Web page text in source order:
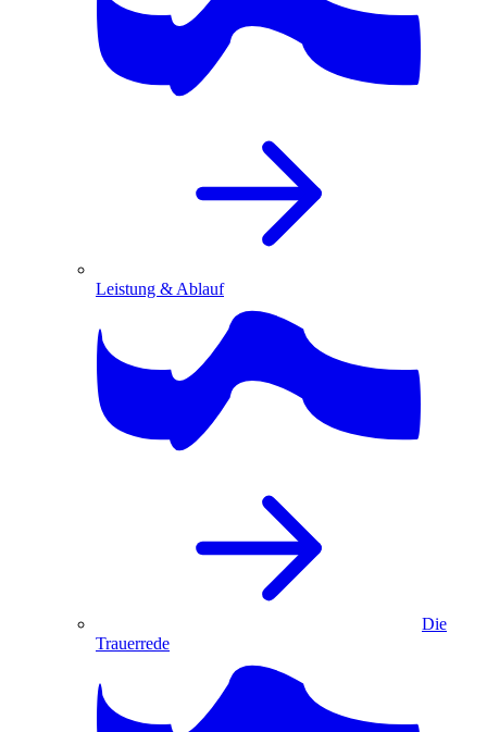
Leistung & Ablauf
Die
Trauerrede